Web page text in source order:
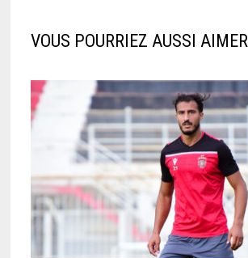
VOUS POURRIEZ AUSSI AIMER